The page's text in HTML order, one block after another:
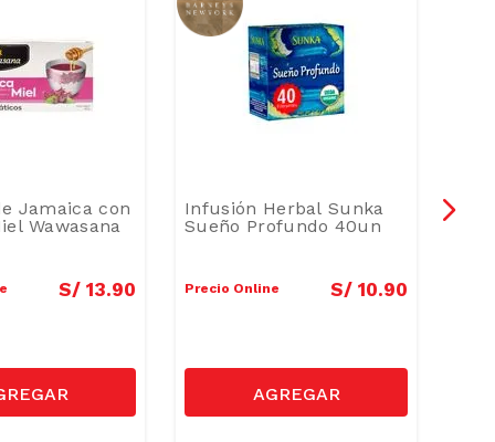
Jamaica con
Wawasana
S/ 13.90
Infusión Herbal Sunka
Sueño Profundo 40un
Precio Online S/ 10.90